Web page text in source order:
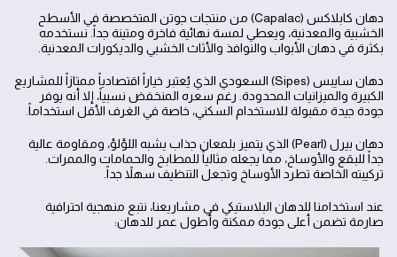
دهان كابلاكس (Capalac) من منتجات جوتن المتخصصة في الأسطح
الخشبية والمعدنية، ويعطي لمسة نهائية فاخرة ومتينة جداً. نستخدمه
بكثرة في دهان الأبواب والنوافذ والأثاث الخشبي والديكورات المعدنية.
دهان سايبس (Sipes) السعودي الذي يُعتبر خياراً اقتصادياً ممتازاً للمشاريع
الكبيرة والميزانيات المحدودة. رغم سعره المنخفض نسبياً، إلا أنه يوفر
جودة جيدة مقبولة للاستخدام السكني، خاصة في الغرف الأقل استخداماً.
دهان بيرل (Pearl) الذي يتميز بلمعان جذاب يشبه اللؤلؤ، ومقاومة عالية
جداً للبقع والأوساخ، مما يجعله مثالياً للمطابخ والحمامات والممرات.
تركيبته الخاصة تطرد الأوساخ وتجعل التنظيف سهلاً جداً.
عند استخدامنا للدهان البلاستيكي في مشاريعنا، نتبع منهجية احترافية
صارمة تضمن أعلى جودة ممكنة وأطول عمر للدهان: